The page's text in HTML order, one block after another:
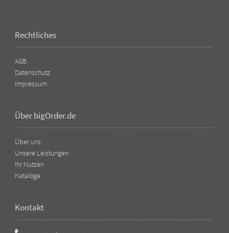
Rechtliches
AGB
Datenschutz
Impressum
Über bigOrder.de
Über uns
Unsere Leistungen
Ihr Nutzen
Kataloge
Kontakt